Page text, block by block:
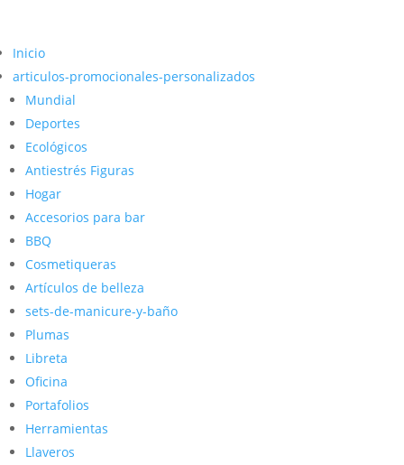
Inicio
articulos-promocionales-personalizados
Mundial
Deportes
Ecológicos
Antiestrés Figuras
Hogar
Accesorios para bar
BBQ
Cosmetiqueras
Artículos de belleza
sets-de-manicure-y-baño
Plumas
Libreta
Oficina
Portafolios
Herramientas
Llaveros